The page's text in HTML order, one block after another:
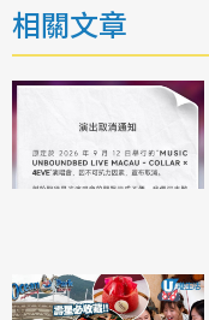
相關文章